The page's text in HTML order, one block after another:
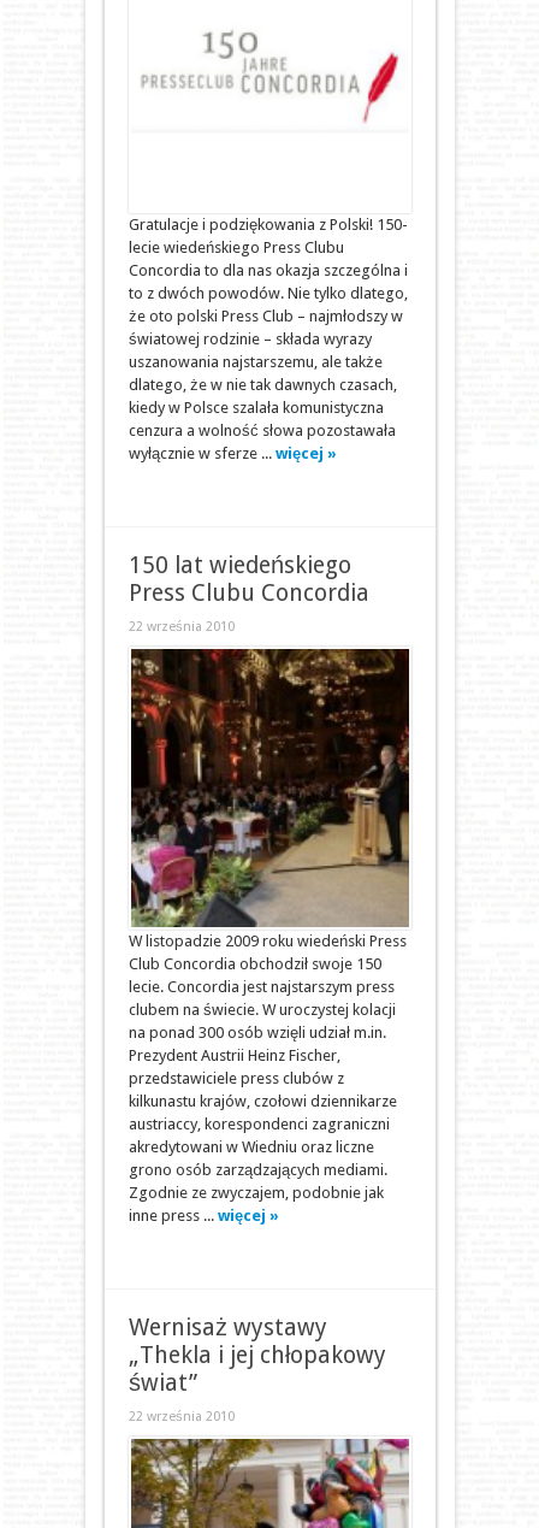
Gratulacje i podziękowania z Polski! 150-
lecie wiedeńskiego Press Clubu
Concordia to dla nas okazja szczególna i
to z dwóch powodów. Nie tylko dlatego,
że oto polski Press Club – najmłodszy w
światowej rodzinie – składa wyrazy
uszanowania najstarszemu, ale także
dlatego, że w nie tak dawnych czasach,
kiedy w Polsce szalała komunistyczna
cenzura a wolność słowa pozostawała
wyłącznie w sferze ... więcej »
150 lat wiedeńskiego
Press Clubu Concordia
22 września 2010
W listopadzie 2009 roku wiedeński Press
Club Concordia obchodził swoje 150
lecie. Concordia jest najstarszym press
clubem na świecie. W uroczystej kolacji
na ponad 300 osób wzięli udział m.in.
Prezydent Austrii Heinz Fischer,
przedstawiciele press clubów z
kilkunastu krajów, czołowi dziennikarze
austriaccy, korespondenci zagraniczni
akredytowani w Wiedniu oraz liczne
grono osób zarządzających mediami.
Zgodnie ze zwyczajem, podobnie jak
inne press ... więcej »
Wernisaż wystawy
„Thekla i jej chłopakowy
świat”
22 września 2010